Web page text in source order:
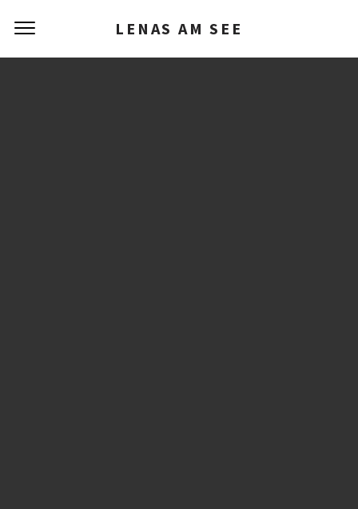
LENAS AM SEE